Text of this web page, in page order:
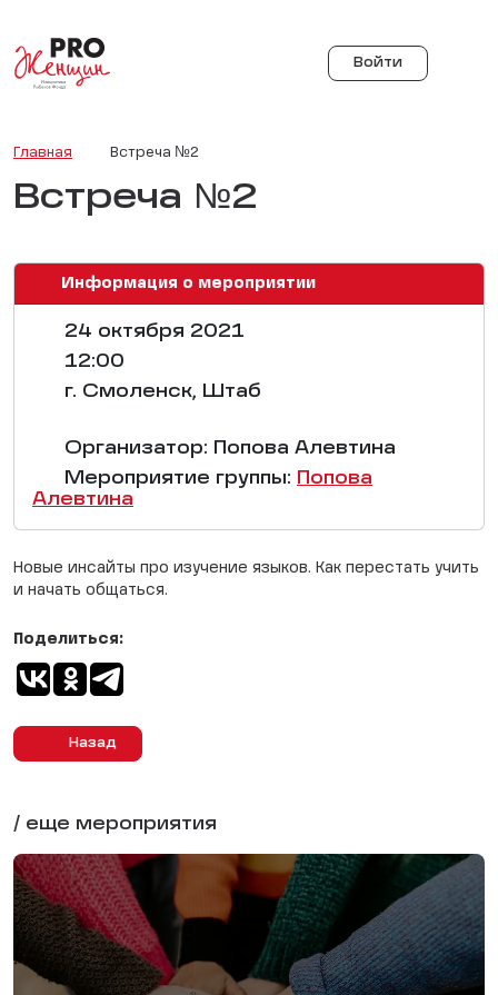
Войти
Главная Встреча №2
Встреча №2
Информация о мероприятии
24 октября 2021
12:00
г. Смоленск, Штаб
Организатор: Попова Алевтина
Мероприятие группы:
Попова
Алевтина
Новые инсайты про изучение языков. Как перестать учить
и начать общаться.
Назад
Поделиться:
/ еще мероприятия